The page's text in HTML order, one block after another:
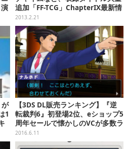
追加「FF-TCG」ChapterIX最新情
報
2013.2.21
が
1
【3DS DL販売ランキング】『逆
転裁判6』初登場2位、eショップ5
周年セールで懐かしのVCが多数ラ
ンクイン(6/9)
2016.6.11